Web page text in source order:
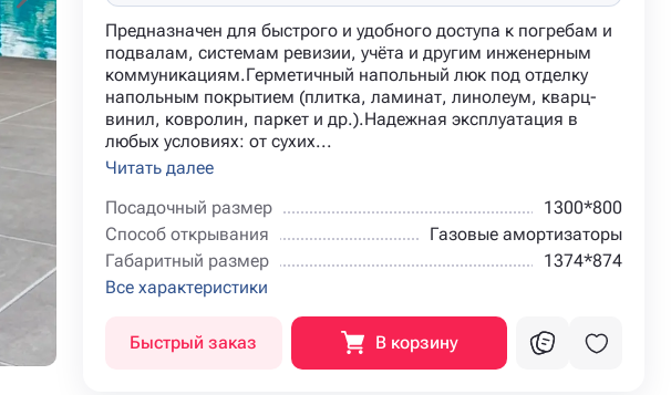
Предназначен для быстрого и удобного доступа к погребам и
подвалам, системам ревизии, учёта и другим инженерным
коммуникациям.Герметичный напольный люк под отделку
напольным покрытием (плитка, ламинат, линолеум, кварц-
винил, ковролин, паркет и др.).Надежная эксплуатация в
любых условиях: от сухих...
Читать далее
Посадочный размер
1300*800
Способ открывания
Газовые амортизаторы
Габаритный размер
1374*874
Все характеристики
Быстрый заказ В корзину